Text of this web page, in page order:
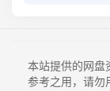
本站提供的网盘
参考之用，请勿